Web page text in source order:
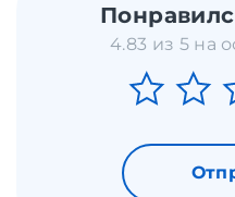
4.83 из 5 на